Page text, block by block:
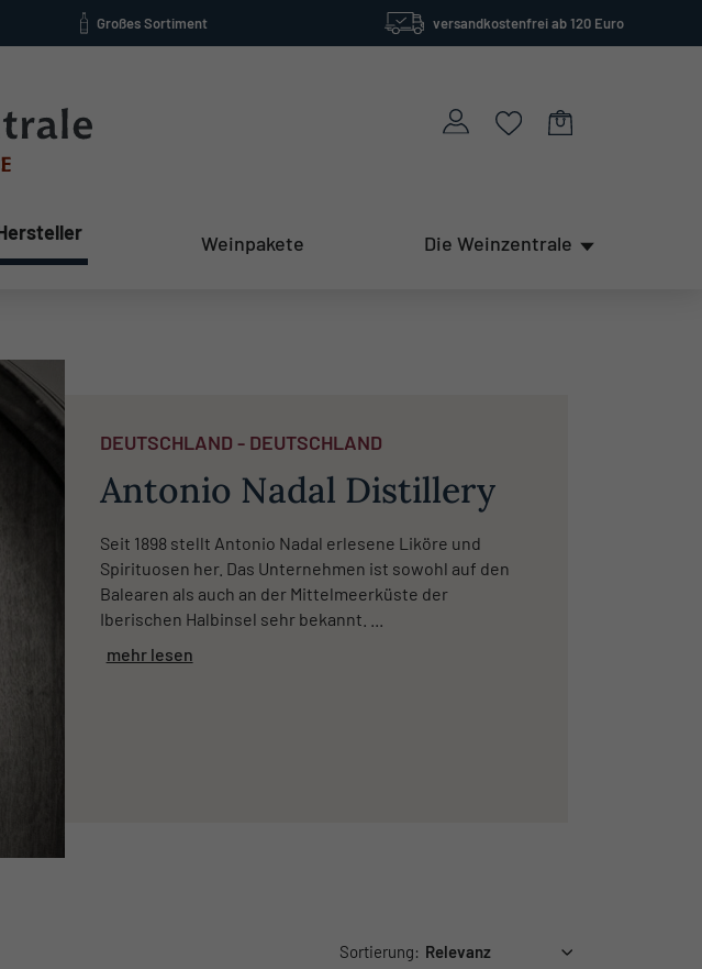
Großes Sortiment versandkostenfrei ab 120 Euro
Weinpakete Die Weinzentrale
DEUTSCHLAND - DEUTSCHLAND
Antonio Nadal Distillery
Seit 1898 stellt Antonio Nadal erlesene Liköre und
Spirituosen her. Das Unternehmen ist sowohl auf den
Balearen als auch an der Mittelmeerküste der
Iberischen Halbinsel sehr bekannt. ...
mehr lesen
Sortierung: